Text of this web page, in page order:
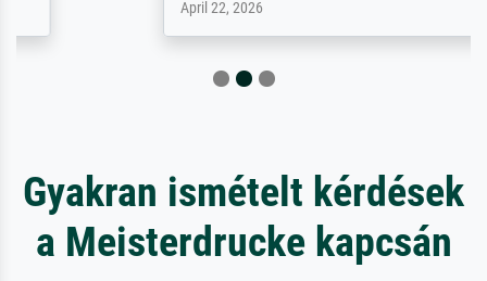
Gyakran ismételt kérdések
a Meisterdrucke kapcsán